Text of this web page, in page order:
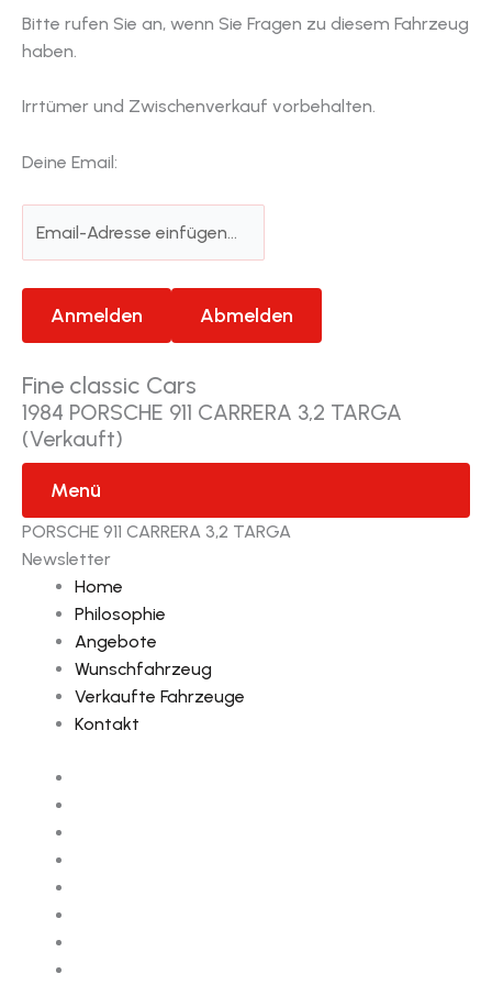
Bitte rufen Sie an, wenn Sie Fragen zu diesem Fahrzeug
haben.
Irrtümer und Zwischenverkauf vorbehalten.
Deine Email:
Fine classic Cars
1984 PORSCHE 911 CARRERA 3,2 TARGA
(Verkauft)
Menü
PORSCHE 911 CARRERA 3,2 TARGA
Newsletter
Home
Philosophie
Angebote
Wunschfahrzeug
Verkaufte Fahrzeuge
Kontakt